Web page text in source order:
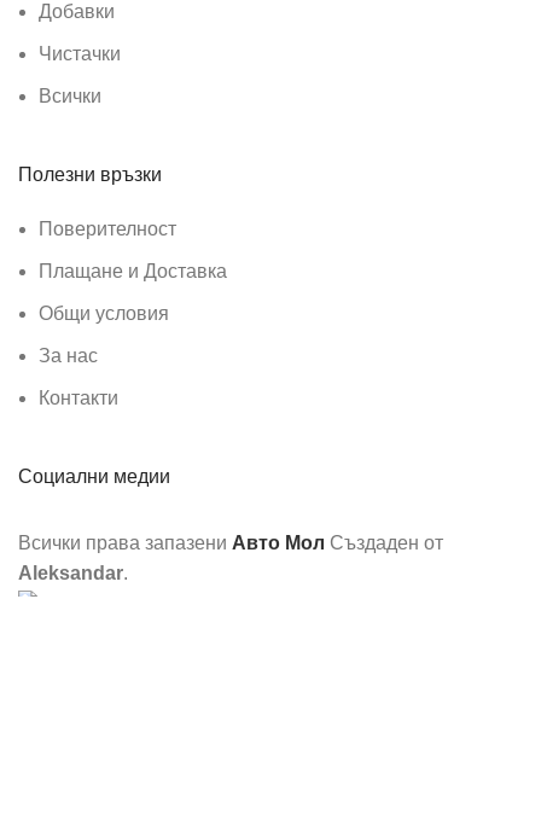
Добавки
Чистачки
Всички
Полезни връзки
Поверителност
Плащане и Доставка
Общи условия
За нас
Контакти
Социални медии
Всички права запазени Авто Мол Създаден от
Aleksandar.